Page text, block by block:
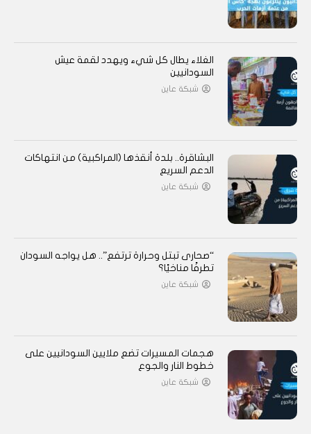
الغلاء يطال كل شيء ويهدد لقمة عيش
السودانيين
شبكة عاين
البشاقرة.. بلدة أنقذها (المراكبية) من انتهاكات
الدعم السريع
شبكة عاين
“صحارى تبتل وحرارة ترتفع”.. هل يواجه السودان
تطرفًا مناخيًا؟
شبكة عاين
هجمات المسيرات تضع ملايين السودانيين على
خطوط النار والجوع
شبكة عاين